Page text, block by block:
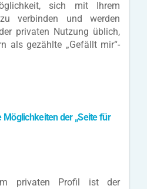
sich mit Ihrem
verbinden und werden
privaten Nutzung üblich,
als gezählte „Gefällt mir“-
der „Seite für
privaten Profil ist der